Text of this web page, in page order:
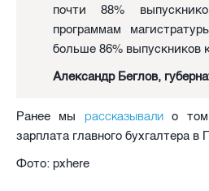
почти 88%
программам
больше 86% выпускников
Александр Беглов,
Ранее мы рассказывалио том,
зарплата главного бухгалтера в
Фото: pxhere